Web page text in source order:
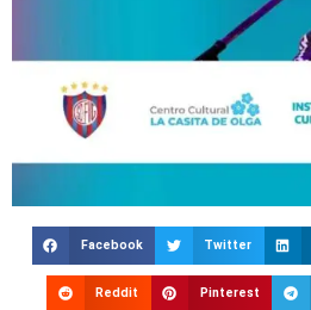
Facebook Twitter
Reddit Pinterest